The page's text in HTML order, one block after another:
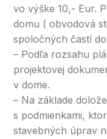
vo výške 10,- Eur.
domu ( obvodová
spoločných častí
– Podľa rozsahu
projektovej
v dome.
– Na základe
s podmienkami,
stavebných úprav